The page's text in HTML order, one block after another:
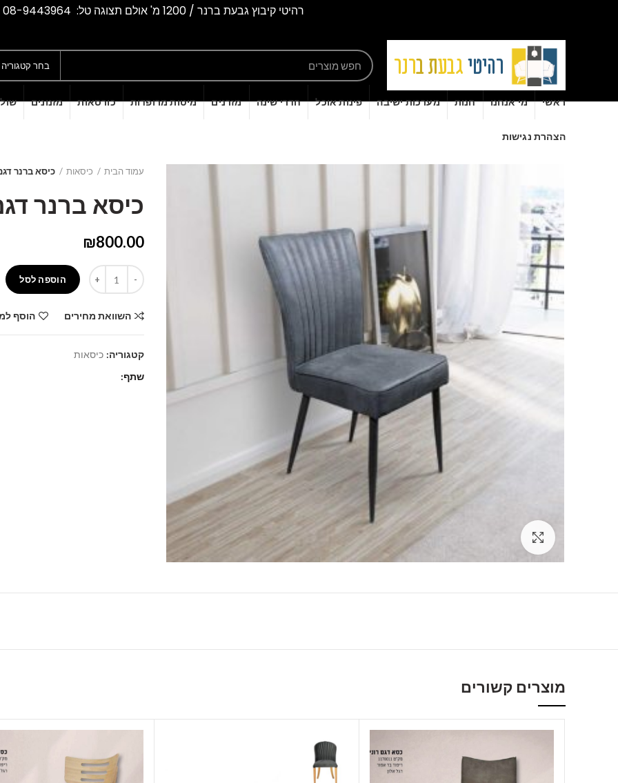
רהיטי קיבוץ גבעת ברנר / 1200 מ' אולם תצוגה טל: 08-9443964
בחר קטגוריה
ראשי מי אנחנו חנות מערכות ישיבה פינות אוכל חדרי שינה מזרנים מיטות מרופדות כורסאות מזנונים
הצהרת נגישות
עמוד הבית כיסאות כיסא ברנר
כיסא ברנר
₪800.00
כמות
הוספה לסל
השוואת מחירים הוסף
קטגוריה: כיסאות
שתף
מוצרים קשורים